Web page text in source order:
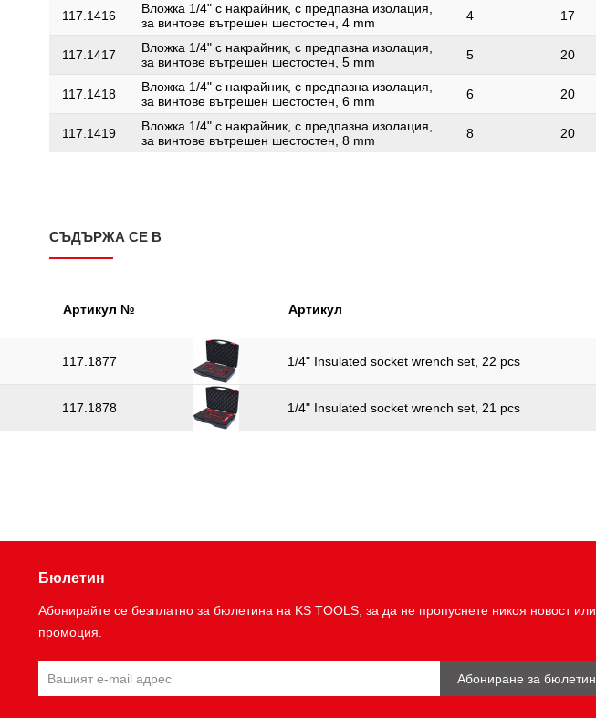
117.1416
Вложка 1/4" с накрайник, с предпазна изолация,
за винтове вътрешен шестостен, 4 mm
4 17
117.1417
Вложка 1/4" с накрайник, с предпазна изолация,
за винтове вътрешен шестостен, 5 mm
5 20
117.1418
Вложка 1/4" с накрайник, с предпазна изолация,
за винтове вътрешен шестостен, 6 mm
6 20
117.1419
Вложка 1/4" с накрайник, с предпазна изолация,
за винтове вътрешен шестостен, 8 mm
8 20
СЪДЪРЖА СЕ В
Артикул № Артикул
117.1877 1/4" Insulated socket wrench set, 22 pcs
117.1878 1/4" Insulated socket wrench set, 21 pcs
Бюлетин
Абонирайте се безплатно за бюлетина на KS TOOLS, за да не пропуснете никоя новост или
промоция.
Абониране за бюлетин